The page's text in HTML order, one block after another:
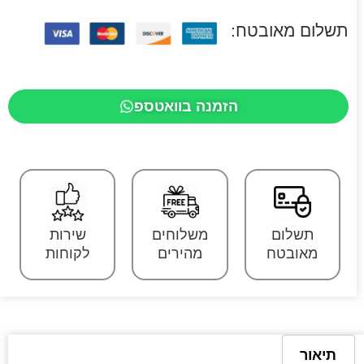
תשלום מאובטח:
הזמנה בוואטספ
תשלום
מאובטח
משלוחים
מהירים
שירות
לקוחות
תיאור